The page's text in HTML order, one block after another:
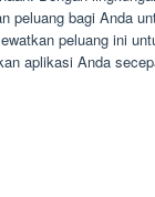
peluang bagi Anda
peluang ini
aplikasi Anda